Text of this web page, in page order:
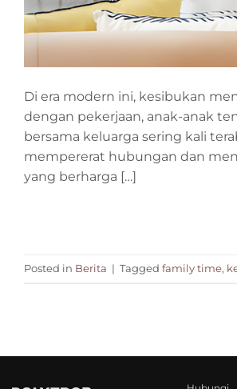
Di era modern ini, kesibukan
dengan pekerjaan, anak-anak
bersama keluarga sering kali
mempererat hubungan dan
yang berharga […]
Posted in Berita | Tagged family time,